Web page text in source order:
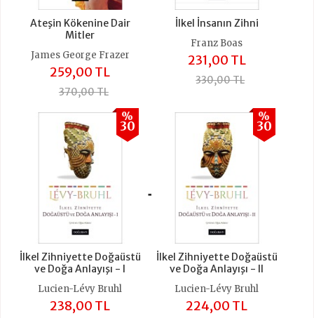
Ateşin Kökenine Dair
Mitler
James George Frazer
259,00 TL
370,00 TL
İlkel İnsanın Zihni
Franz Boas
231,00 TL
330,00 TL
İlkel Zihniyette Doğaüstü
ve Doğa Anlayışı - I
%
30
Lucien-Lévy Bruhl
238,00 TL
+
İlkel Zihniyette Doğaüstü
ve Doğa Anlayışı - II
%
30
Lucien-Lévy Bruhl
224,00 TL